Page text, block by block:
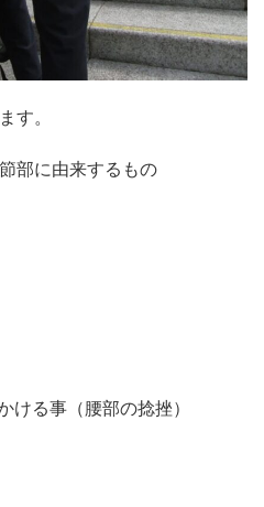
す。
部に由来するもの
ける事（腰部の捻挫）